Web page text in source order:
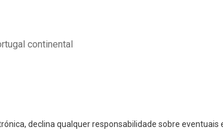
continental
declina qualquer responsabilidade sobre